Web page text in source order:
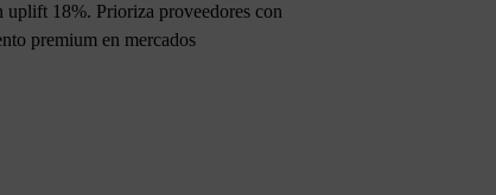
18%. Prioriza proveedores con
premium en mercados